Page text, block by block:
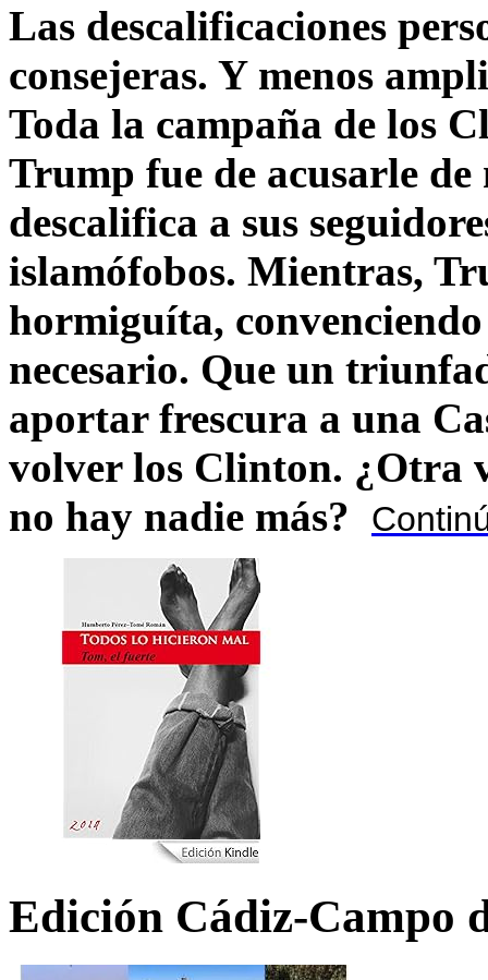
Las descalificaciones
consejeras. Y menos
Toda la campaña de los
Trump fue de acusarle
descalifica a sus
islamófobos. Mientras,
hormiguíta,
necesario. Que un
aportar frescura a una
volver los Clinton. ¿Otra
no hay nadie más?
Edición Cádiz-Campo